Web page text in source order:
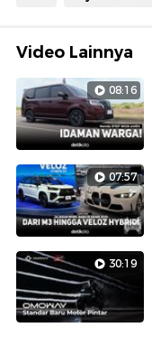
Video Lainnya
08:16
07:57
30:19